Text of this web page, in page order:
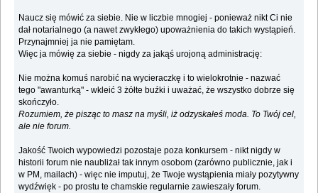
Naucz się mówić za siebie. Nie w liczbie mnogiej - ponieważ nikt Ci nie
dał notarialnego (a nawet zwykłego) upoważnienia do takich wystąpień.
Przynajmniej ja nie pamiętam.
Więc ja mówię za siebie - nigdy za jakąś urojoną administrację:
Nie można komuś narobić na wycieraczkę i to wielokrotnie - nazwać
tego "awanturką" - wkleić 3 żółte buźki i uważać, że wszystko dobrze się
skończyło.
Rozumiem, że pisząc to masz na myśli, iż odzyskałeś moda. To Twój cel,
ale nie forum.
Jakość Twoich wypowiedzi pozostaje poza konkursem - nikt nigdy w
historii forum nie naubliżał tak innym osobom (zarówno publicznie, jak i
w PM, mailach) - więc nie imputuj, że Twoje wystąpienia miały pozytywny
wydźwięk - po prostu te chamskie regularnie zawieszały forum.